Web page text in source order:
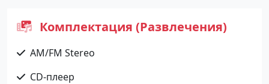
Комплектация (Развлечения)
AM/FM Stereo
CD-плеер